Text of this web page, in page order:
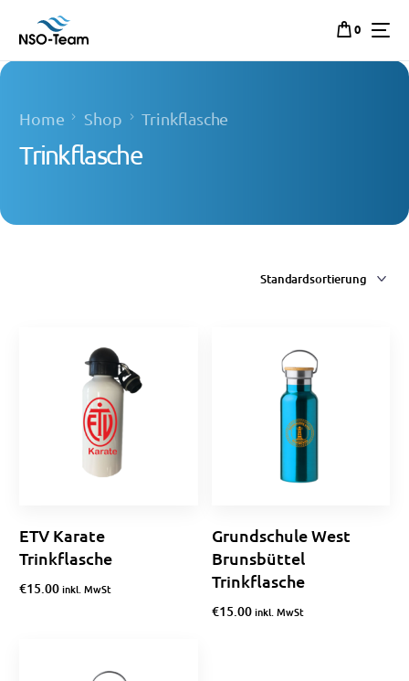
0
Home Shop Trinkflasche
Trinkflasche
ETV Karate
Trinkflasche
€15.00inkl. MwSt
Grundschule West
Brunsbüttel
Trinkflasche
€15.00 inkl. MwSt